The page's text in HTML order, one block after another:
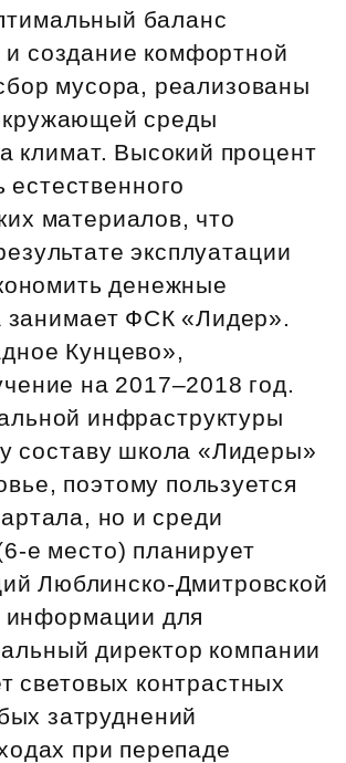
баланс
создание комфортной
мусора, реализованы
среды
климат. Высокий процент
материалов, что
эксплуатации
денежные
занимает ФСК «Лидер».
Кунцево»,
на 2017–2018 год.
инфраструктуры
составу школа «Лидеры»
поэтому пользуется
но и среди
место) планирует
Люблинско‑Дмитровской
информации для
директор компании
световых контрастных
затруднений
при перепаде